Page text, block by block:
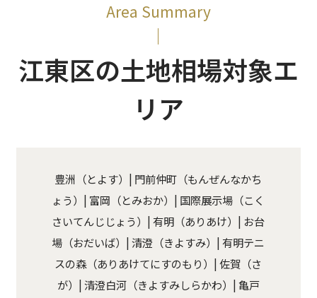
Area Summary
江東区の土地相場対象エ
リア
豊洲（とよす）| 門前仲町（もんぜんなかち
ょう）| 富岡（とみおか）| 国際展示場（こく
さいてんじじょう）| 有明（ありあけ）| お台
場（おだいば）| 清澄（きよすみ）| 有明テニ
スの森（ありあけてにすのもり）| 佐賀（さ
が）| 清澄白河（きよすみしらかわ）| 亀戸